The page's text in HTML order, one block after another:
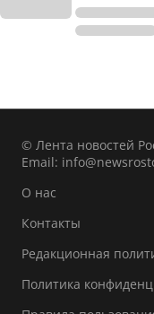
© Лента новостей
Email:
О нас
Контакты
Редакционная
Политика